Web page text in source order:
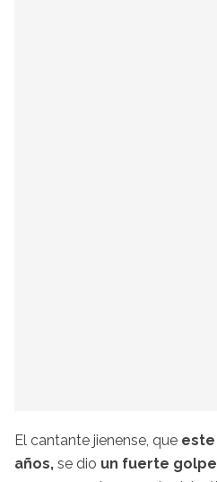
El cantante jienense, que este
años, se dio un fuerte golpe